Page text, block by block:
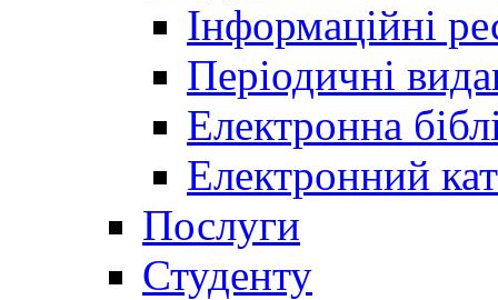
Інформаційні
Періодичні
Електронна
Електронний
Послуги
Студенту